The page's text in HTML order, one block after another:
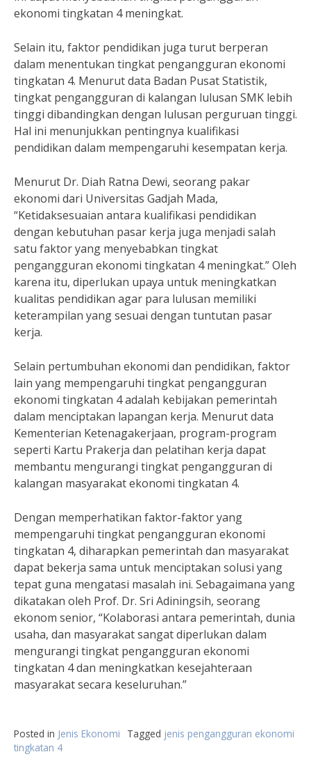
ekonomi tingkatan 4 meningkat.
Selain itu, faktor pendidikan juga turut berperan
dalam menentukan tingkat pengangguran ekonomi
tingkatan 4. Menurut data Badan Pusat Statistik,
tingkat pengangguran di kalangan lulusan SMK lebih
tinggi dibandingkan dengan lulusan perguruan tinggi.
Hal ini menunjukkan pentingnya kualifikasi
pendidikan dalam mempengaruhi kesempatan kerja.
Menurut Dr. Diah Ratna Dewi, seorang pakar
ekonomi dari Universitas Gadjah Mada,
“Ketidaksesuaian antara kualifikasi pendidikan
dengan kebutuhan pasar kerja juga menjadi salah
satu faktor yang menyebabkan tingkat
pengangguran ekonomi tingkatan 4 meningkat.” Oleh
karena itu, diperlukan upaya untuk meningkatkan
kualitas pendidikan agar para lulusan memiliki
keterampilan yang sesuai dengan tuntutan pasar
kerja.
Selain pertumbuhan ekonomi dan pendidikan, faktor
lain yang mempengaruhi tingkat pengangguran
ekonomi tingkatan 4 adalah kebijakan pemerintah
dalam menciptakan lapangan kerja. Menurut data
Kementerian Ketenagakerjaan, program-program
seperti Kartu Prakerja dan pelatihan kerja dapat
membantu mengurangi tingkat pengangguran di
kalangan masyarakat ekonomi tingkatan 4.
Dengan memperhatikan faktor-faktor yang
mempengaruhi tingkat pengangguran ekonomi
tingkatan 4, diharapkan pemerintah dan masyarakat
dapat bekerja sama untuk menciptakan solusi yang
tepat guna mengatasi masalah ini. Sebagaimana yang
dikatakan oleh Prof. Dr. Sri Adiningsih, seorang
ekonom senior, “Kolaborasi antara pemerintah, dunia
usaha, dan masyarakat sangat diperlukan dalam
mengurangi tingkat pengangguran ekonomi
tingkatan 4 dan meningkatkan kesejahteraan
masyarakat secara keseluruhan.”
Posted in Jenis Ekonomi Tagged jenis pengangguran ekonomi
tingkatan 4